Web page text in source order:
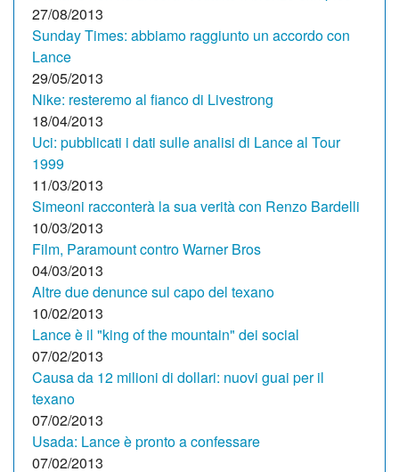
27/08/2013
Sunday Times: abbiamo raggiunto un accordo con
Lance
29/05/2013
Nike: resteremo al fianco di Livestrong
18/04/2013
Uci: pubblicati i dati sulle analisi di Lance al Tour
1999
11/03/2013
Simeoni racconterà la sua verità con Renzo Bardelli
10/03/2013
Film, Paramount contro Warner Bros
04/03/2013
Altre due denunce sul capo del texano
10/02/2013
Lance è il "king of the mountain" dei social
07/02/2013
Causa da 12 milioni di dollari: nuovi guai per il
texano
07/02/2013
Usada: Lance è pronto a confessare
07/02/2013